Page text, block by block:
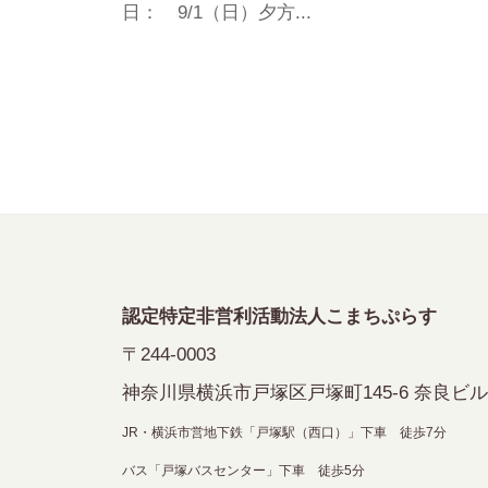
日： 9/1（日）夕方...
認定特定非営利活動法人こまちぷらす
〒244-0003
神奈川県横浜市戸塚区戸塚町145-6 奈良ビ
JR・横浜市営地下鉄「戸塚駅（西口）」下車 徒歩7分
バス「戸塚バスセンター」下車 徒歩5分